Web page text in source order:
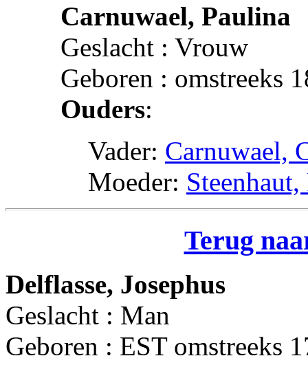
Carnuwael, Paulina
Geslacht : Vrouw
Geboren : omstreeks
Ouders:
Vader: Carnuwael,
Moeder:
Terug
Delflasse, Josephus
Geslacht : Man
Geboren : EST omstreeks